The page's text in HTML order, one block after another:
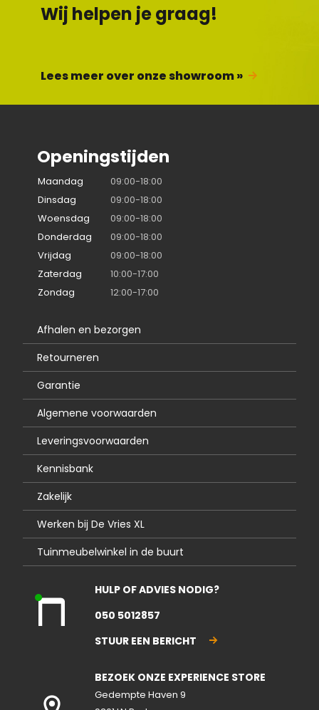
Wij helpen je graag!
Lees meer over onze showroom »
Openingstijden
Maandag
09:00-18:00
Dinsdag
09:00-18:00
Woensdag
09:00-18:00
Donderdag
09:00-18:00
Vrijdag
09:00-18:00
Zaterdag
10:00-17:00
Zondag
12:00-17:00
Afhalen en bezorgen
Retourneren
Garantie
Algemene voorwaarden
Leveringsvoorwaarden
Kennisbank
Zakelijk
Werken bij De Vries XL
Tuinmeubelwinkel in de buurt
nte
pen
d
HULP OF ADVIES NODIG?
050 5012857
STUUR EEN BERICHT
BEZOEK ONZE EXPERIENCE STORE
Gedempte Haven 9